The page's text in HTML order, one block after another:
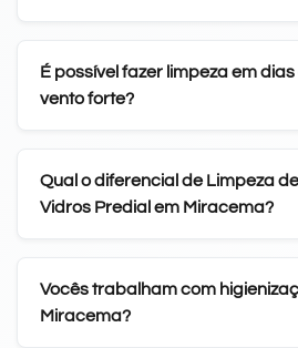
É possível fazer limpeza em
vento forte?
Qual o diferencial de Limpeza
Vidros Predial em Miracema?
Vocês trabalham com
Miracema?